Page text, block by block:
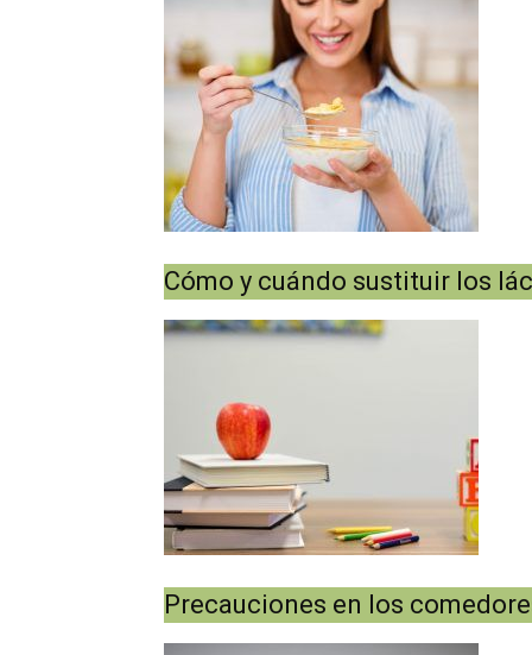
Cómo y cuándo sustituir los
Precauciones en los